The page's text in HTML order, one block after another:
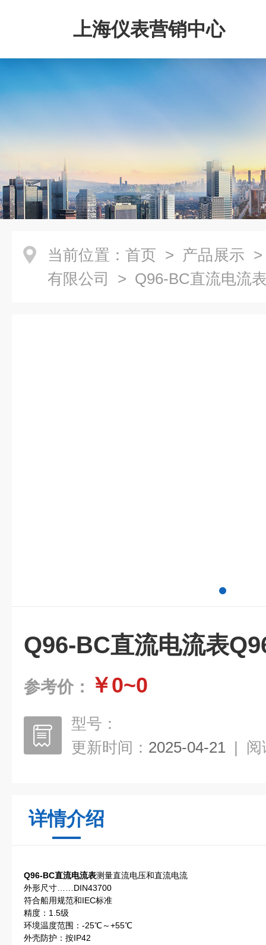
上海仪表营销中心
当前位置： 首页 > 产品展示
有限公司
> Q96-BC直流电流
Q96-BC直流电流表
参考价： ￥0~0
型号：
更新时间： 2025-04-21 | 阅
详情介绍
Q96-BC直流电流表测量直流电压和直流电流
外形尺寸……DIN43700
符合船用规范和IEC标准
精度：1.5级
环境温度范围：-25℃～+55℃
外壳防护：按IP42